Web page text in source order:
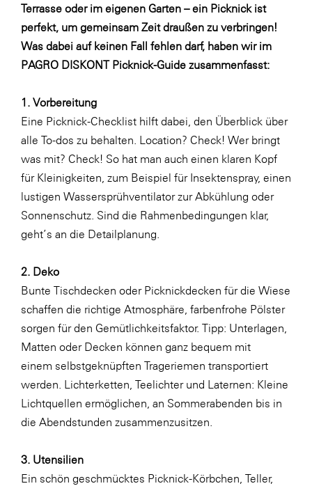
Fressnapf
FRoSTA
FV Energierohstoff & Kraftstoff
Gas Connect Austria
GBV - Verband gemeinnütziger
Getzner Werkstoffe
Heimat Österreich
JELD-WEN DANA
LAT Nitrogen
Libro
Lidl Österreich
Die Menü-Manufaktur
MTH Retail Group
OptimaMed
Terrasse oder im eigenen Garten – ein Picknick ist
perfekt, um gemeinsam Zeit draußen zu verbringen!
Was dabei auf keinen Fall fehlen darf, haben wir im
PAGRO DISKONT Picknick-Guide zusammenfasst:
1. Vorbereitung
Eine Picknick-Checklist hilft dabei, den Überblick über
alle To-dos zu behalten. Location? Check! Wer bringt
was mit? Check! So hat man auch einen klaren Kopf
für Kleinigkeiten, zum Beispiel für Insektenspray, einen
lustigen Wassersprühventilator zur Abkühlung oder
Sonnenschutz. Sind die Rahmenbedingungen klar,
geht’s an die Detailplanung.
2. Deko
Bunte Tischdecken oder Picknickdecken für die Wiese
schaffen die richtige Atmosphäre, farbenfrohe Pölster
sorgen für den Gemütlichkeitsfaktor. Tipp: Unterlagen,
Matten oder Decken können ganz bequem mit
einem selbstgeknüpften Trageriemen transportiert
werden. Lichterketten , Teelichter und Laternen: Kleine
Lichtquellen ermöglichen, an Sommerabenden bis in
die Abendstunden zusammenzusitzen.
3. Utensilien
Ein schön geschmücktes Picknick-Körbchen, Teller,